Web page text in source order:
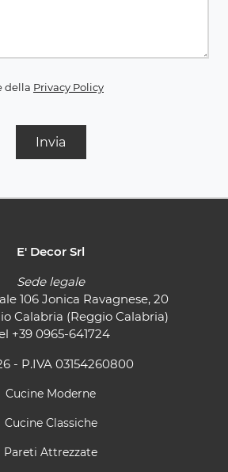
della Privacy Policy
Invia
E' Decor Srl
Sede legale
106 Jonica Ravagnese, 20
Calabria (Reggio Calabria)
+39 0965-641724
- P.IVA 03154260800
Cucine Moderne
Cucine Classiche
Pareti Attrezzate